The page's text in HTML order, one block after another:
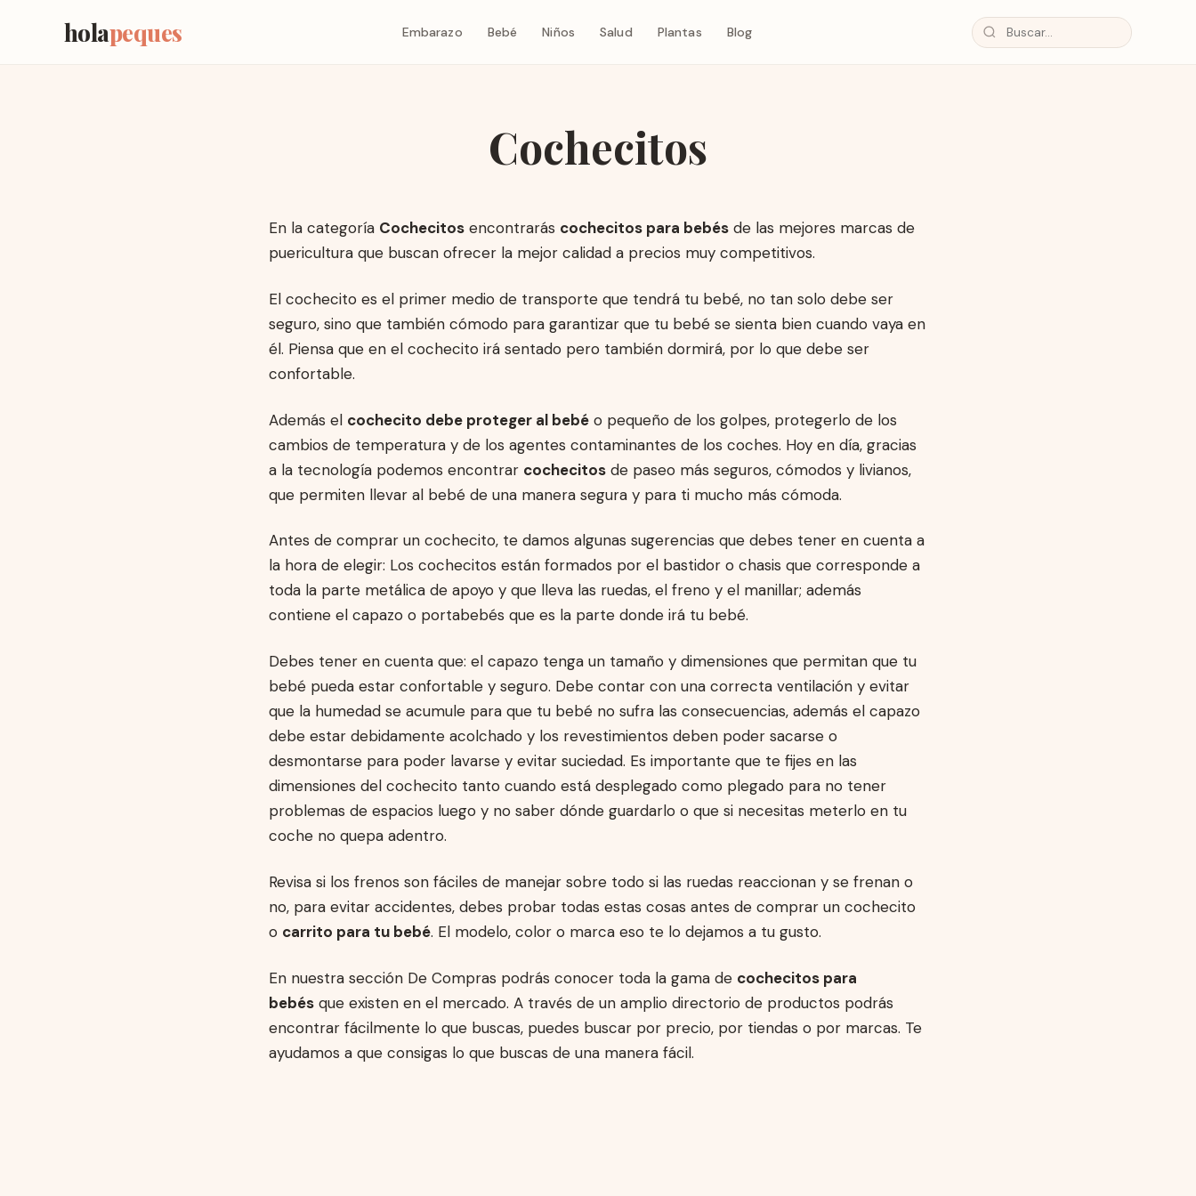
holapeques Embarazo Bebé Niños Salud Plantas Blog
Cochecitos
En la categoría Cochecitos encontrarás cochecitos para bebés de las mejores marcas de
puericultura que buscan ofrecer la mejor calidad a precios muy competitivos.
El cochecito es el primer medio de transporte que tendrá tu bebé, no tan solo debe ser
seguro, sino que también cómodo para garantizar que tu bebé se sienta bien cuando vaya en
él. Piensa que en el cochecito irá sentado pero también dormirá, por lo que debe ser
confortable.
Además el cochecito debe proteger al bebé o pequeño de los golpes, protegerlo de los
cambios de temperatura y de los agentes contaminantes de los coches. Hoy en día, gracias
a la tecnología podemos encontrar cochecitos de paseo más seguros, cómodos y livianos,
que permiten llevar al bebé de una manera segura y para ti mucho más cómoda.
Antes de comprar un cochecito, te damos algunas sugerencias que debes tener en cuenta a
la hora de elegir: Los cochecitos están formados por el bastidor o chasis que corresponde a
toda la parte metálica de apoyo y que lleva las ruedas, el freno y el manillar; además
contiene el capazo o portabebés que es la parte donde irá tu bebé.
Debes tener en cuenta que: el capazo tenga un tamaño y dimensiones que permitan que tu
bebé pueda estar confortable y seguro. Debe contar con una correcta ventilación y evitar
que la humedad se acumule para que tu bebé no sufra las consecuencias, además el capazo
debe estar debidamente acolchado y los revestimientos deben poder sacarse o
desmontarse para poder lavarse y evitar suciedad. Es importante que te fijes en las
dimensiones del cochecito tanto cuando está desplegado como plegado para no tener
problemas de espacios luego y no saber dónde guardarlo o que si necesitas meterlo en tu
coche no quepa adentro.
Revisa si los frenos son fáciles de manejar sobre todo si las ruedas reaccionan y se frenan o
no, para evitar accidentes, debes probar todas estas cosas antes de comprar un cochecito
o carrito para tu bebé. El modelo, color o marca eso te lo dejamos a tu gusto.
En nuestra sección De Compras podrás conocer toda la gama de cochecitos para
bebés que existen en el mercado. A través de un amplio directorio de productos podrás
encontrar fácilmente lo que buscas, puedes buscar por precio, por tiendas o por marcas. Te
ayudamos a que consigas lo que buscas de una manera fácil.